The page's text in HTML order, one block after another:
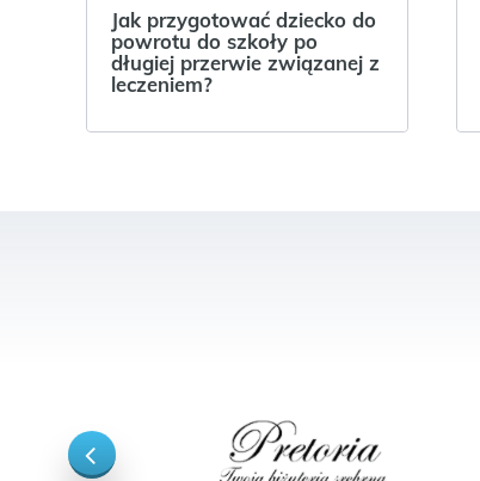
Jak przygotować dziecko do
powrotu do szkoły po
długiej przerwie związanej z
leczeniem?